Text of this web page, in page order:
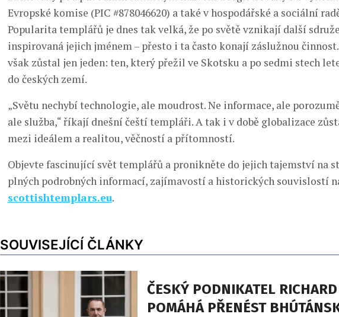
Evropské komise (PIC #878046620) a také v hospodářské a sociální
Popularita templářů je dnes tak velká, že po světě vznikají další
inspirovaná jejich jménem – přesto i ta často konají záslužnou
však zůstal jen jeden: ten, který přežil ve Skotsku a po sedmi stech
do českých zemí.
„Světu nechybí technologie, ale moudrost. Ne informace, ale
ale služba,“ říkají dnešní čeští templáři. A tak i v době globalizace
mezi ideálem a realitou, věčností a přítomností.
Objevte fascinující svět templářů a pronikněte do jejich tajemství na
plných podrobných informací, zajímavostí a historických souvislostí
scottishtemplars.eu.
SOUVISEJÍCÍ ČLÁNKY
ČESKÝ PODNIKATEL
POMÁHÁ PŘENÉST